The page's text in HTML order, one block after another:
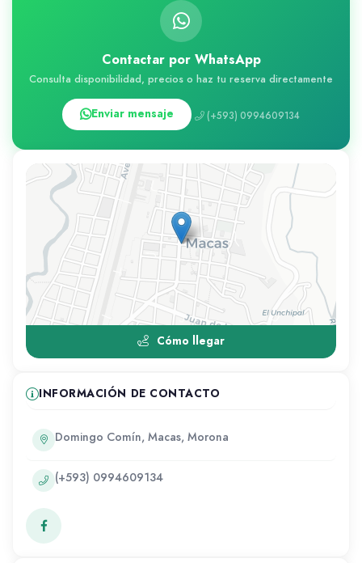
Contactar por WhatsApp
Consulta disponibilidad, precios o haz tu reserva directamente
Enviar mensaje (+593) 0994609134
Cómo llegar
INFORMACIÓN DE CONTACTO
Domingo Comín, Macas, Morona
(+593) 0994609134